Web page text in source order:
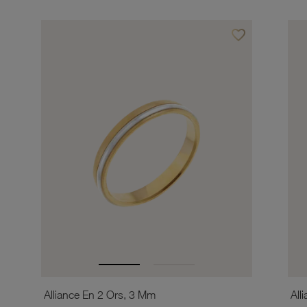
favorite_borderAjouter à vos
Alliance En 2 Ors, 3 Mm